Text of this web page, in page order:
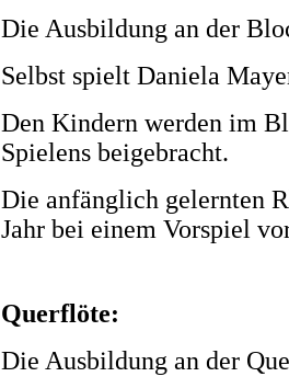
Die Ausbildung an der
Selbst spielt Daniela
Den Kindern werden im
Spielens beigebracht.
Die anfänglich gelernten
Jahr bei einem Vorspiel
Querflöte:
Die Ausbildung an der